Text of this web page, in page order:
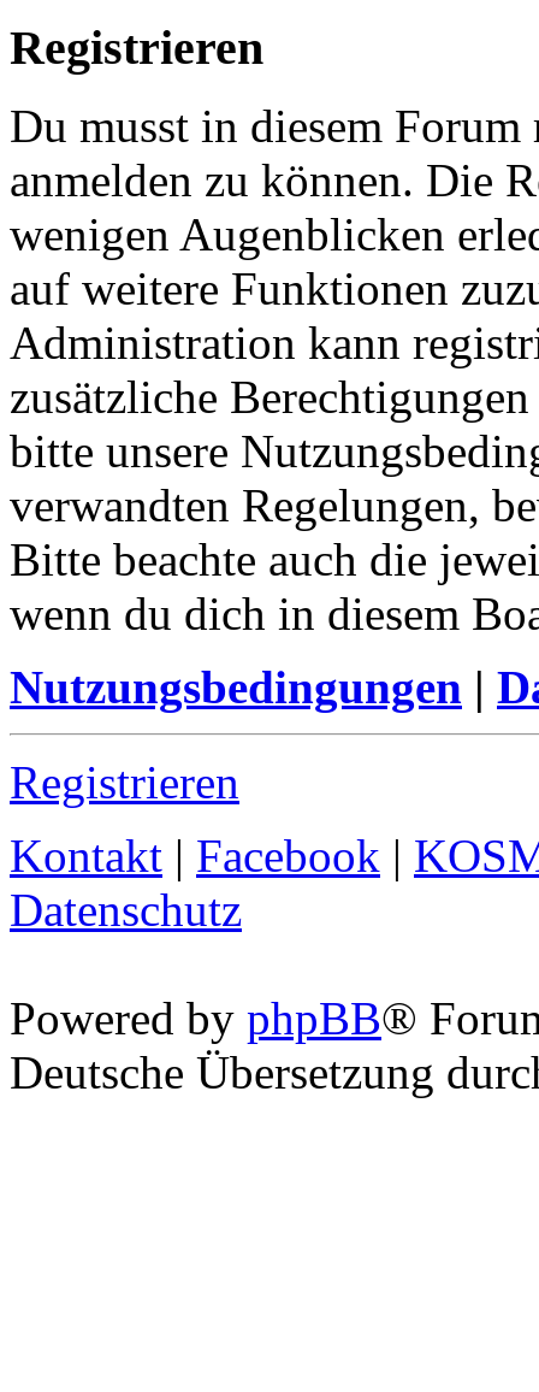
Registrieren
Du musst in diesem
anmelden zu können. Die
wenigen Augenblicken
auf weitere Funktionen
Administration kann
zusätzliche
bitte unsere
verwandten Regelungen,
Bitte beachte auch die
wenn du dich in diesem
Nutzungsbedingungen |
Registrieren
Kontakt | Facebook |
Datenschutz
Powered by phpBB®
Deutsche Übersetzung